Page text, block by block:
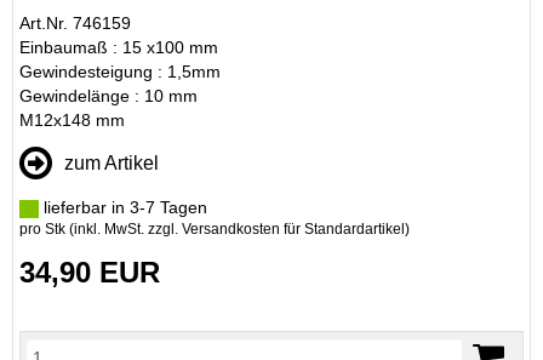
Art.Nr. 746159
Einbaumaß : 15 x100 mm
Gewindesteigung : 1,5mm
Gewindelänge : 10 mm
M12x148 mm
zum Artikel
lieferbar in 3-7 Tagen
pro Stk (inkl. MwSt. zzgl. Versandkosten für Standardartikel )
34,90 EUR